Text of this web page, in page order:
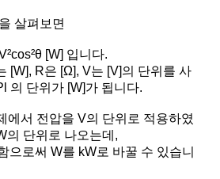
살펴보면
[W] 입니다.
[W], R은 [Ω], V는 [V]의 단위를 사
의 단위가 [W]가 됩니다.
에서 전압을 V의 단위로 적용하였
의 단위로 나오는데,
으로써 W를 kW로 바꿀 수 있습니